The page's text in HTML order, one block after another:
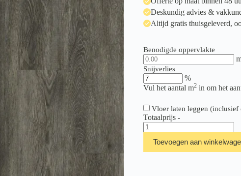
Deskundig advies &
Altijd gratis thuisgeleverd,
Benodigde oppervlakte
Snijverlies
%
Vul het aantal m2in om het
Vloer laten leggen (inclusief
Totaalprijs -
Therdex
Tapis
Rigid
Click
Toevoegen aan